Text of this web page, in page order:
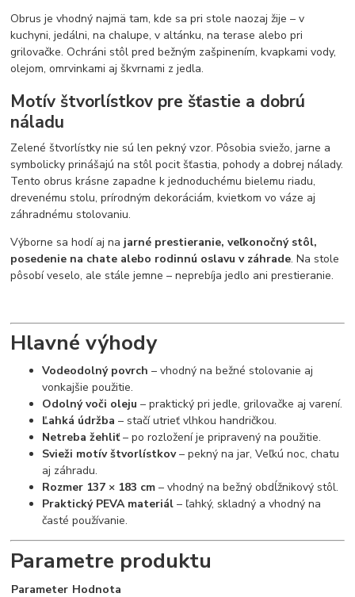
Obrus je vhodný najmä tam, kde sa pri stole naozaj žije – v
kuchyni, jedálni, na chalupe, v altánku, na terase alebo pri
grilovačke. Ochráni stôl pred bežným zašpinením, kvapkami vody,
olejom, omrvinkami aj škvrnami z jedla.
Motív štvorlístkov pre šťastie a dobrú
náladu
Zelené štvorlístky nie sú len pekný vzor. Pôsobia sviežo, jarne a
symbolicky prinášajú na stôl pocit šťastia, pohody a dobrej nálady.
Tento obrus krásne zapadne k jednoduchému bielemu riadu,
drevenému stolu, prírodným dekoráciám, kvietkom vo váze aj
záhradnému stolovaniu.
Výborne sa hodí aj na jarné prestieranie, veľkonočný stôl,
posedenie na chate alebo rodinnú oslavu v záhrade. Na stole
pôsobí veselo, ale stále jemne – neprebíja jedlo ani prestieranie.
Hlavné výhody
Vodeodolný povrch – vhodný na bežné stolovanie aj
vonkajšie použitie.
Odolný voči oleju – praktický pri jedle, grilovačke aj varení.
Ľahká údržba – stačí utrieť vlhkou handričkou.
Netreba žehliť– po rozložení je pripravený na použitie.
Svieži motív štvorlístkov– pekný na jar, Veľkú noc, chatu
aj záhradu.
Rozmer 137 × 183 cm – vhodný na bežný obdĺžnikový stôl.
Praktický PEVA materiál – ľahký, skladný a vhodný na
časté používanie.
Parametre produktu
Parameter Hodnota